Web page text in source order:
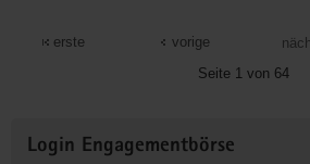
erste
vorige
Seite 1 von 64
Informationen
Login Engagementbörse